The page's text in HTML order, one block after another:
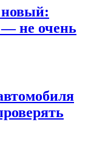
новый:
не очень